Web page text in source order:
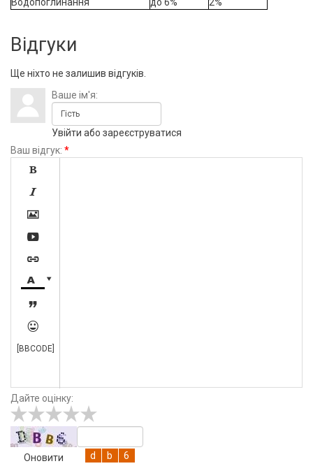
Відгуки
Ще ніхто не залишив відгуків.
Ваше ім'я:
Увійти або зареєструватися
Ваш відгук: *









[BBCODE]
Дайте оцінку:
Оновити